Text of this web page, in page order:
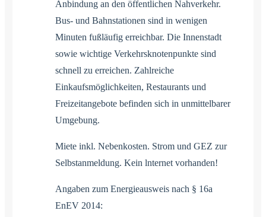
Anbindung an den öffentlichen Nahverkehr.
Bus- und Bahnstationen sind in wenigen
Minuten fußläufig erreichbar. Die Innenstadt
sowie wichtige Verkehrsknotenpunkte sind
schnell zu erreichen. Zahlreiche
Einkaufsmöglichkeiten, Restaurants und
Freizeitangebote befinden sich in unmittelbarer
Umgebung.
Miete inkl. Nebenkosten. Strom und GEZ zur
Selbstanmeldung. Kein lnternet vorhanden!
Angaben zum Energieausweis nach § 16a
EnEV 2014: